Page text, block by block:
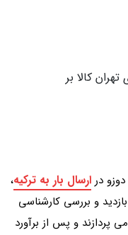
کالا بر
در ارسال بار به ترکیه،
و بررسی کارشناسی
پردازند و پس از برآورد